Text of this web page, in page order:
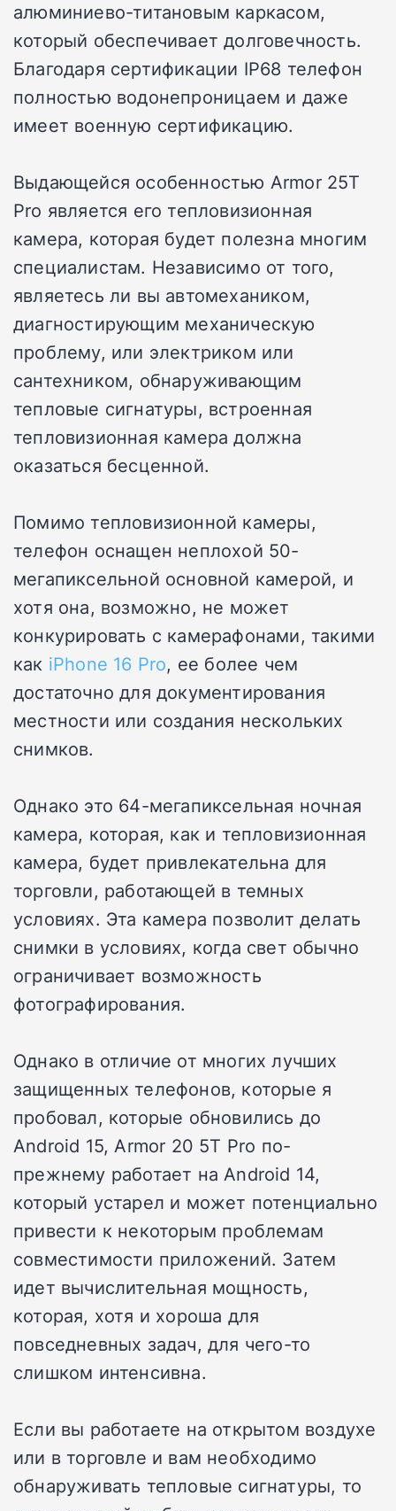
алюминиево-титановым каркасом,
который обеспечивает долговечность.
Благодаря сертификации IP68 телефон
полностью водонепроницаем и даже
имеет военную сертификацию.
Выдающейся особенностью Armor 25T
Pro является его тепловизионная
камера, которая будет полезна многим
специалистам. Независимо от того,
являетесь ли вы автомехаником,
диагностирующим механическую
проблему, или электриком или
сантехником, обнаруживающим
тепловые сигнатуры, встроенная
тепловизионная камера должна
оказаться бесценной.
Помимо тепловизионной камеры,
телефон оснащен неплохой 50-
мегапиксельной основной камерой, и
хотя она, возможно, не может
конкурировать с камерафонами, такими
как iPhone 16 Pro, ее более чем
достаточно для документирования
местности или создания нескольких
снимков.
Однако это 64-мегапиксельная ночная
камера, которая, как и тепловизионная
камера, будет привлекательна для
торговли, работающей в темных
условиях. Эта камера позволит делать
снимки в условиях, когда свет обычно
ограничивает возможность
фотографирования.
Однако в отличие от многих лучших
защищенных телефонов, которые я
пробовал, которые обновились до
Android 15, Armor 20 5T Pro по-
прежнему работает на Android 14,
который устарел и может потенциально
привести к некоторым проблемам
совместимости приложений. Затем
идет вычислительная мощность,
которая, хотя и хороша для
повседневных задач, для чего-то
слишком интенсивна.
Если вы работаете на открытом воздухе
или в торговле и вам необходимо
обнаруживать тепловые сигнатуры, то